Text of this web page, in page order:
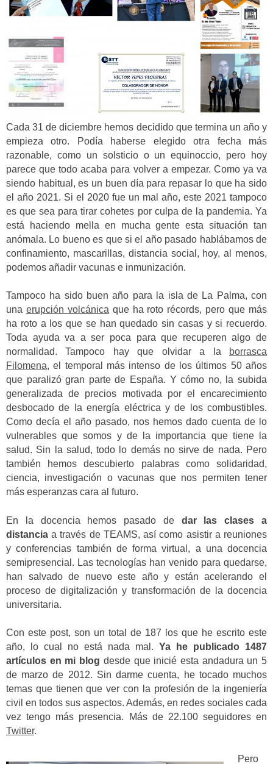
Cada 31 de diciembre hemos decidido que termina un año y
empieza otro. Podía haberse elegido otra fecha más
razonable, como un solsticio o un equinoccio, pero hoy
parece que todo acaba para volver a empezar. Como ya va
siendo habitual, es un buen día para repasar lo que ha sido
el año 2021. Si el 2020 fue un mal año, este 2021 tampoco
es que sea para tirar cohetes por culpa de la pandemia. Ya
está haciendo mella en mucha gente esta situación tan
anómala. Lo bueno es que si el año pasado hablábamos de
confinamiento, mascarillas, distancia social, hoy, al menos,
podemos añadir vacunas e inmunización.
Tampoco ha sido buen año para la isla de La Palma, con
una erupción volcánica que ha roto récords, pero que más
ha roto a los que se han quedado sin casas y si recuerdo.
Toda ayuda va a ser poca para que recuperen algo de
normalidad. Tampoco hay que olvidar a la
borrasca
Filomena, el temporal más intenso de los últimos 50 años
que paralizó gran parte de España. Y cómo no, la subida
generalizada de precios motivada por el encarecimiento
desbocado de la energía eléctrica y de los combustibles.
Como decía el año pasado, nos hemos dado cuenta de lo
vulnerables que somos y de la importancia que tiene la
salud. Sin la salud, todo lo demás no sirve de nada. Pero
también hemos descubierto palabras como solidaridad,
ciencia, investigación o vacunas que nos permiten tener
más esperanzas cara al futuro.
En la docencia hemos pasado dedar las clases a
distancia a través de TEAMS, así como asistir a reuniones
y conferencias también de forma virtual, a una docencia
semipresencial. Las tecnologías han venido para quedarse,
han salvado de nuevo este año y están acelerando el
proceso de digitalización y transformación de la docencia
universitaria.
Con este post, son un total de 187 los que he escrito este
año, lo cual no está nada mal. Ya he publicado 1487
artículos en mi blog desde que inicié esta andadura un 5
de marzo de 2012. Sin darme cuenta, he tocado muchos
temas que tienen que ver con la profesión de la ingeniería
civil en todos sus aspectos. Además, en redes sociales cada
vez tengo más presencia. Más de 22.100 seguidores en
Twitter.
Pero